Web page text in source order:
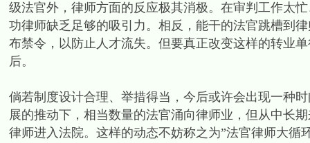
级法官外，律师方面的反应极其消极。在审判工作太
功律师缺乏足够的吸引力。相反，能干的法官跳槽到
布禁令，以防止人才流失。但要真正改变这样的转业
后。
倘若制度设计合理、举措得当，今后或许会出现一种
展的推动下，相当数量的法官涌向律师业，但从中长
律师进入法院。这样的动态不妨称之为”法官律师大